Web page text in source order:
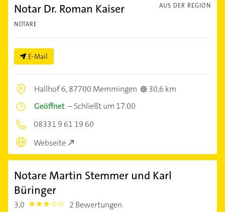
AUS DER REGION
Notar Dr. Roman Kaiser
NOTARE
E-Mail
Hallhof 6,87700 Memmingen
30,6 km
Geöffnet –Schließt um 17:00
08331 9 61 19 60
Webseite
Notare Martin Stemmer und Karl
Büringer
3,0 3.0 2 Bewertungen